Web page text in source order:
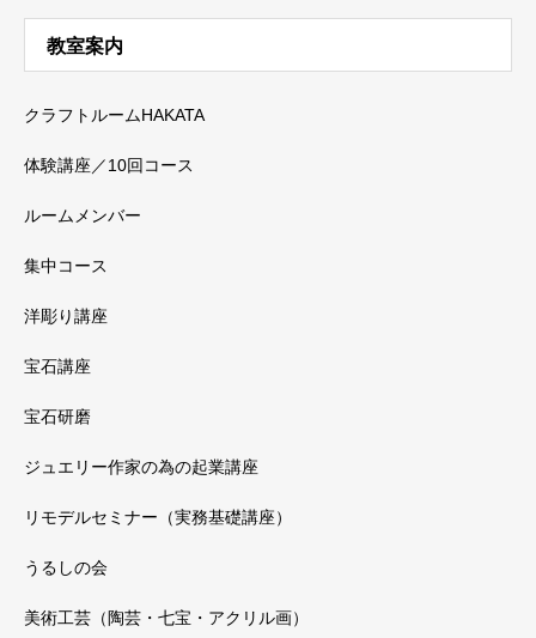
教室案内
クラフトルームHAKATA
体験講座／10回コース
ルームメンバー
集中コース
洋彫り講座
宝石講座
宝石研磨
ジュエリー作家の為の起業講座
リモデルセミナー（実務基礎講座）
うるしの会
美術工芸（陶芸・七宝・アクリル画）